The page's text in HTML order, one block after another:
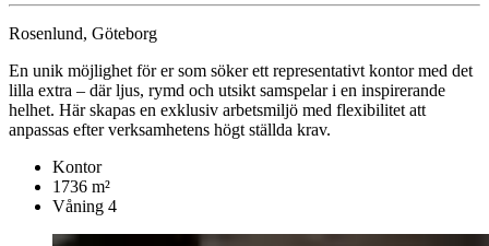
Rosenlund, Göteborg
En unik möjlighet för er som söker ett representativt kontor med det
lilla extra – där ljus, rymd och utsikt samspelar i en inspirerande
helhet. Här skapas en exklusiv arbetsmiljö med flexibilitet att
anpassas efter verksamhetens högt ställda krav.
Kontor
1736 m²
Våning 4